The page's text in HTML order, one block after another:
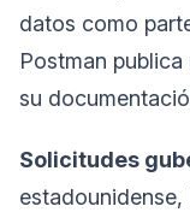
datos como
Postman
su
Solicitudes